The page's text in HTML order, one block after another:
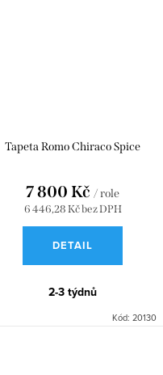
Tapeta Romo Chiraco Spice
6 446,28 Kč bez DPH
7 800 Kč / role
DETAIL
2-3 týdnů
Kód: 20130